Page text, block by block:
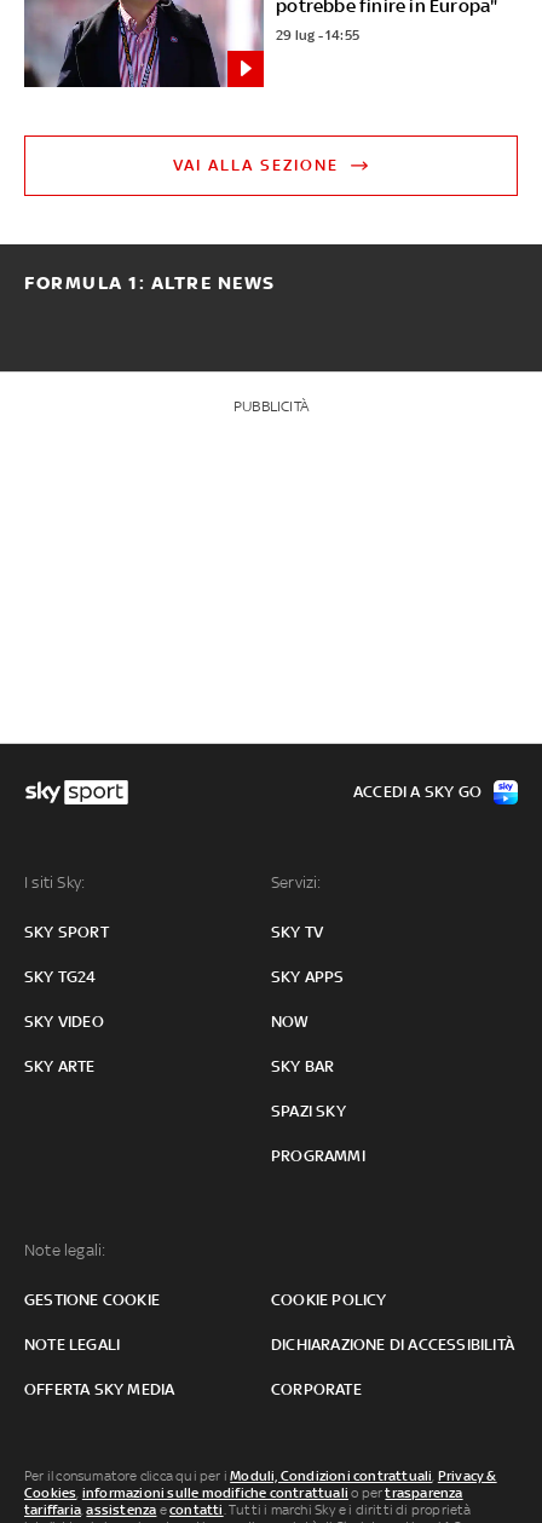
potrebbe finire in Europa"
29 lug - 14:55
VAI ALLA SEZIONE
FORMULA 1: ALTRE NEWS
PUBBLICITÀ
I siti Sky:
SKY SPORT
SKY TG24
SKY VIDEO
SKY ARTE
Servizi:
SKY TV
SKY APPS
NOW
SKY BAR
SPAZI SKY
PROGRAMMI
Note legali:
GESTIONE COOKIE COOKIE POLICY
NOTE LEGALI DICHIARAZIONE DI ACCESSIBILITÀ
OFFERTA SKY MEDIA CORPORATE
ACCEDI A SKY GO
Per il consumatore clicca qui per iModuli, Condizioni contrattuali Privacy &
Cookies informazioni sulle modifiche contrattuali o pertrasparenza
tariffaria ,assistenza econtatti . Tutti i marchi Sky e i diritti di proprietà